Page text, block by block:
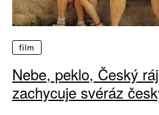
film
Nebe, peklo, Český
zachycuje svéráz